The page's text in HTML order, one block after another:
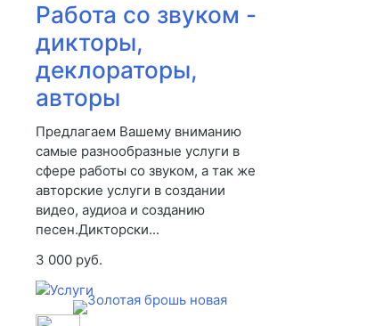
Работа со звуком -
дикторы,
деклораторы,
авторы
Предлагаем Вашему вниманию
самые разнообразные услуги в
сфере работы со звуком, а так же
авторские услуги в создании
видео, аудиоа и созданию
песен.Дикторски...
3 000 руб.